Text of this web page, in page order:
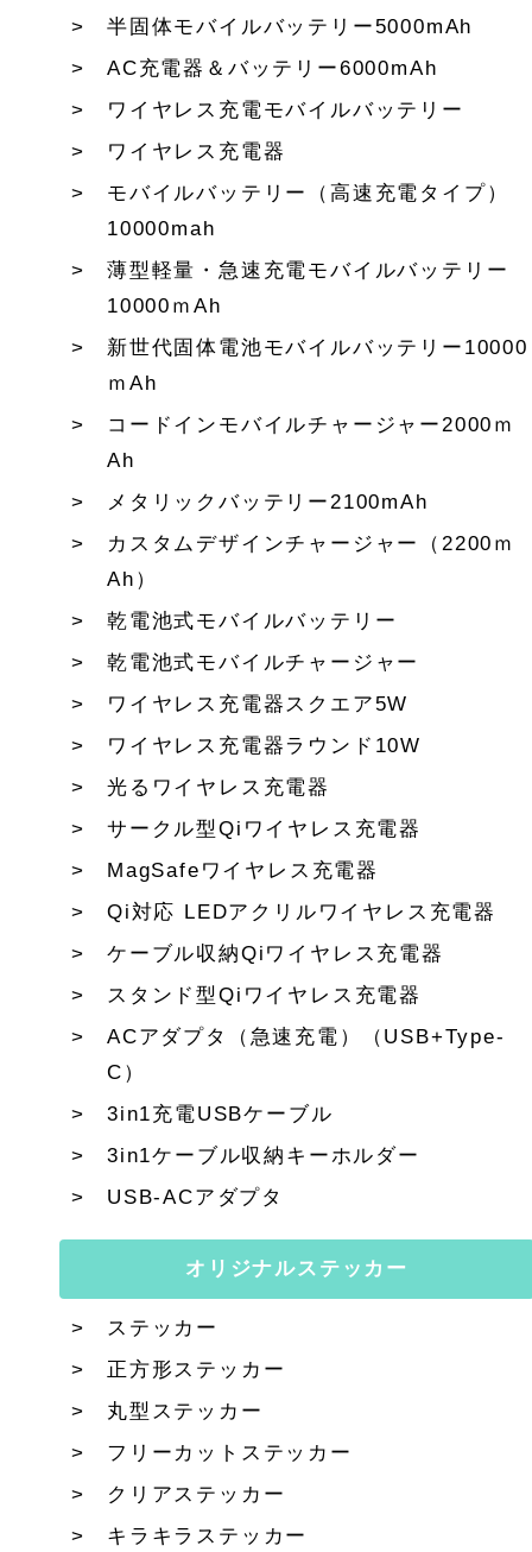
半固体モバイルバッテリー5000mAh
AC充電器＆バッテリー6000mAh
ワイヤレス充電モバイルバッテリー
ワイヤレス充電器
モバイルバッテリー（高速充電タイプ）
10000mah
薄型軽量・急速充電モバイルバッテリー
10000ｍAh
新世代固体電池モバイルバッテリー10000
ｍAh
コードインモバイルチャージャー2000ｍ
Ah
メタリックバッテリー2100mAh
カスタムデザインチャージャー（2200ｍ
Ah）
乾電池式モバイルバッテリー
乾電池式モバイルチャージャー
ワイヤレス充電器スクエア5W
ワイヤレス充電器ラウンド10W
光るワイヤレス充電器
サークル型Qiワイヤレス充電器
MagSafeワイヤレス充電器
Qi対応 LEDアクリルワイヤレス充電器
ケーブル収納Qiワイヤレス充電器
スタンド型Qiワイヤレス充電器
ACアダプタ（急速充電）（USB+Type-
C）
3in1充電USBケーブル
3in1ケーブル収納キーホルダー
USB-ACアダプタ
オリジナルステッカー
ステッカー
正方形ステッカー
丸型ステッカー
フリーカットステッカー
クリアステッカー
キラキラステッカー